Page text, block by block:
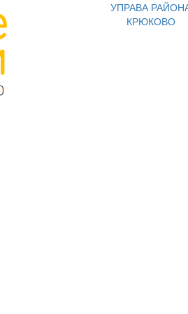
УПРАВА
КРЮКОВО